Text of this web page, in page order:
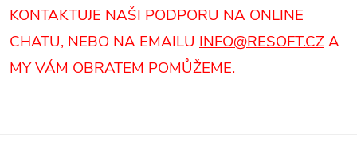
KONTAKTUJE NAŠI PODPORU NA ONLINE
CHATU, NEBO NA EMAILU INFO@RESOFT.CZA
MY VÁM OBRATEM POMŮŽEME.